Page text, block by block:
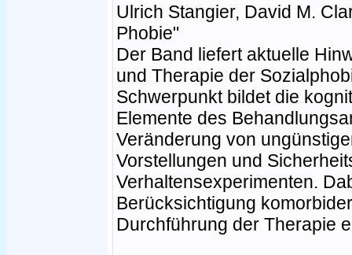
Ulrich Stangier, David M.
Phobie"
Der Band liefert aktuelle
und Therapie der
Schwerpunkt bildet die
Elemente des
Veränderung von
Vorstellungen und
Verhaltensexperimenten.
Berücksichtigung
Durchführung der Therapie